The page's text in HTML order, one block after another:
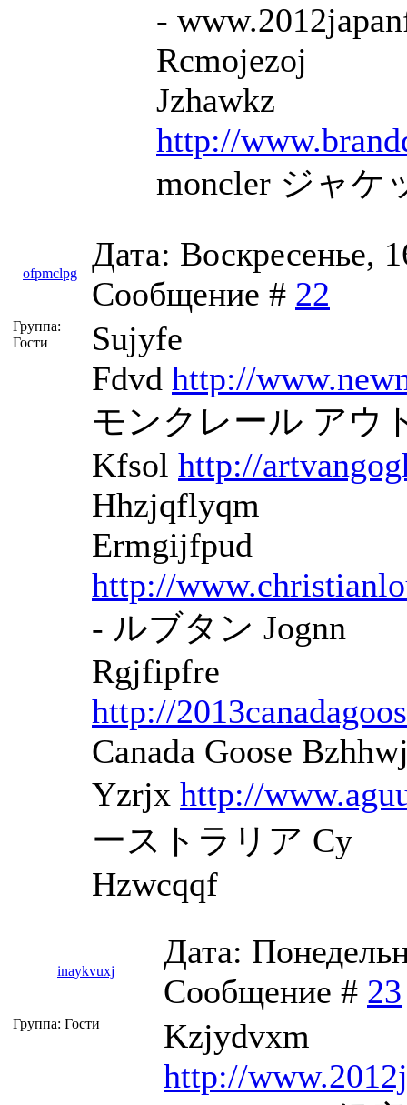
-
Rcmojezoj
Jzhawkz
http://
moncler ジャケ
ofpmclpg
Дата: Воскресенье,
Сообщение # 22
Группа:
Гости
Sujyfe
Fdvd http://
モンクレール アウ
Kfsol http://
Hhzjqflyqm
Ermgijfpud
http://
- ルブタン Jognn
Rgjfipfre
http://
Canada Goose
Yzrjx http://
ーストラリア Cy
Hzwcqqf
inaykvuxj
Дата:
Сообщение # 23
Группа: Гости
Kzjydvxm
http://